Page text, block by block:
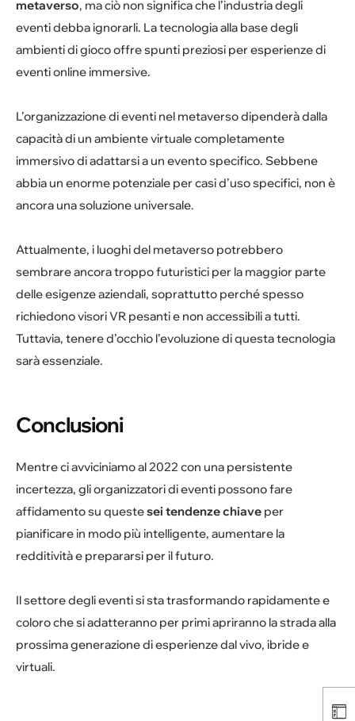
metaverso, ma ciò non significa che l’industria degli
eventi debba ignorarli. La tecnologia alla base degli
ambienti di gioco offre spunti preziosi per esperienze di
eventi online immersive.
L’organizzazione di eventi nel metaverso dipenderà dalla
capacità di un ambiente virtuale completamente
immersivo di adattarsi a un evento specifico. Sebbene
abbia un enorme potenziale per casi d’uso specifici, non è
ancora una soluzione universale.
Attualmente, i luoghi del metaverso potrebbero
sembrare ancora troppo futuristici per la maggior parte
delle esigenze aziendali, soprattutto perché spesso
richiedono visori VR pesanti e non accessibili a tutti.
Tuttavia, tenere d’occhio l’evoluzione di questa tecnologia
sarà essenziale.
Conclusioni
Mentre ci avviciniamo al 2022 con una persistente
incertezza, gli organizzatori di eventi possono fare
affidamento su questesei tendenze chiave per
pianificare in modo più intelligente, aumentare la
redditività e prepararsi per il futuro.
Il settore degli eventi si sta trasformando rapidamente e
coloro che si adatteranno per primi apriranno la strada alla
prossima generazione di esperienze dal vivo, ibride e
virtuali.